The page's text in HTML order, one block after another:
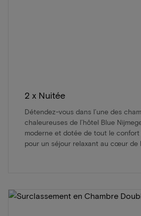
2 x Nuitée
Détendez-vous dans l’une des
chaleureuses de l’hôtel Blue
moderne et dotée de tout le
pour un séjour relaxant au cœur de